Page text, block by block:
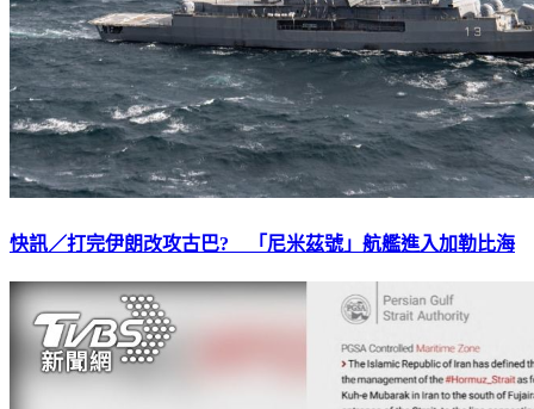
快訊／打完伊朗改攻古巴? 「尼米茲號」航艦進入加勒比海